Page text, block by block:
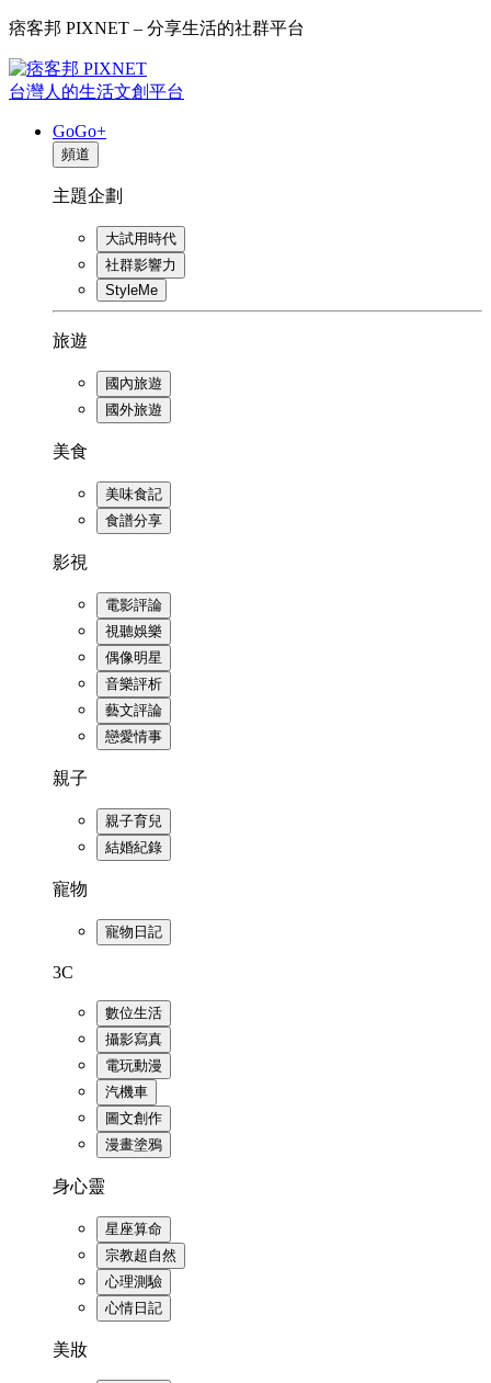
痞客邦 PIXNET – 分享生活的社群平台
台灣人的生活文創平台
GoGo+
頻道
主題企劃
大試用時代
社群影響力
StyleMe
旅遊
國內旅遊
國外旅遊
美食
美味食記
食譜分享
影視
電影評論
視聽娛樂
偶像明星
音樂評析
藝文評論
戀愛情事
親子
親子育兒
結婚紀錄
寵物
寵物日記
3C
數位生活
攝影寫真
電玩動漫
汽機車
圖文創作
漫畫塗鴉
身心靈
星座算命
宗教超自然
心理測驗
心情日記
美妝